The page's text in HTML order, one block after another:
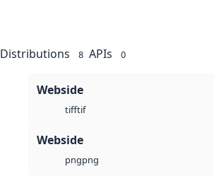
Distributions 8 APIs 0
Webside
tifftif
Webside
pngpng